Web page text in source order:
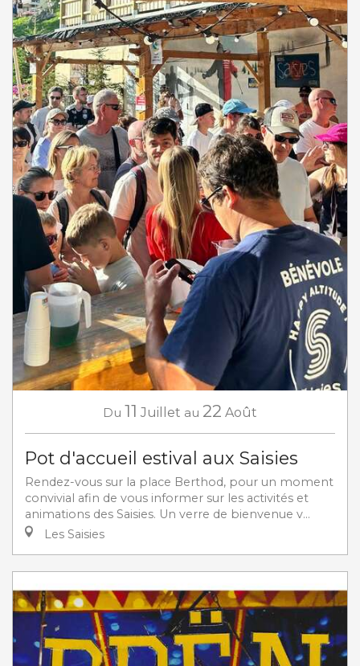
Du 11 Juillet au 22 Août
Pot d'accueil estival aux Saisies
Rendez-vous sur la place Berthod, pour un moment
convivial afin de vous informer sur les activités et
animations des Saisies. Un verre de bienvenue v...
Les Saisies